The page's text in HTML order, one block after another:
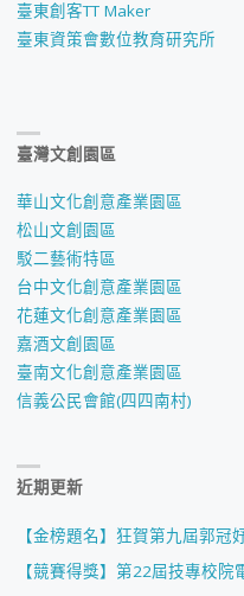
臺東創客TT Maker
臺東資策會數位教育研究所
臺灣文創園區
華山文化創意產業園區
松山文創園區
駁二藝術特區
台中文化創意產業園區
花蓮文化創意產業園區
嘉酒文創園區
臺南文化創意產業園區
信義公民會館(四四南村)
近期更新
【金榜題名】狂賀第九屆郭
【競賽得獎】第22屆技專校